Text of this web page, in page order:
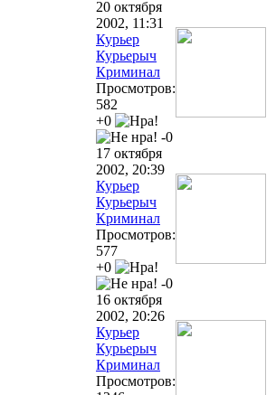
20 октября
2002, 11:31
Курьер
Курьерыч
Криминал
Просмотров:
582
+0
-0
17 октября
2002, 20:39
Курьер
Курьерыч
Криминал
Просмотров:
577
+0
-0
16 октября
2002, 20:26
Курьер
Курьерыч
Криминал
Просмотров: